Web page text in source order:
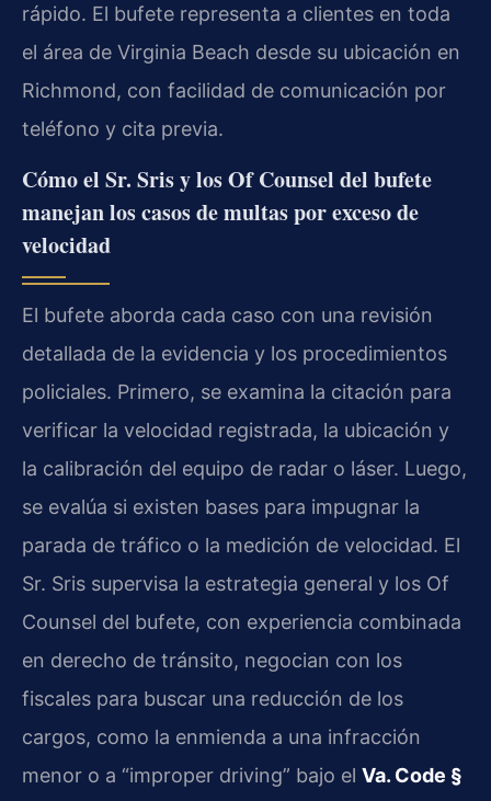
rápido. El bufete representa a clientes en toda
el área de Virginia Beach desde su ubicación en
Richmond, con facilidad de comunicación por
teléfono y cita previa.
Cómo el Sr. Sris y los Of Counsel del bufete
manejan los casos de multas por exceso de
velocidad
El bufete aborda cada caso con una revisión
detallada de la evidencia y los procedimientos
policiales. Primero, se examina la citación para
verificar la velocidad registrada, la ubicación y
la calibración del equipo de radar o láser. Luego,
se evalúa si existen bases para impugnar la
parada de tráfico o la medición de velocidad. El
Sr. Sris supervisa la estrategia general y los Of
Counsel del bufete, con experiencia combinada
en derecho de tránsito, negocian con los
fiscales para buscar una reducción de los
cargos, como la enmienda a una infracción
menor o a “improper driving” bajo el Va. Code §